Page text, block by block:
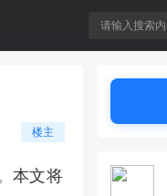
楼主
本文将